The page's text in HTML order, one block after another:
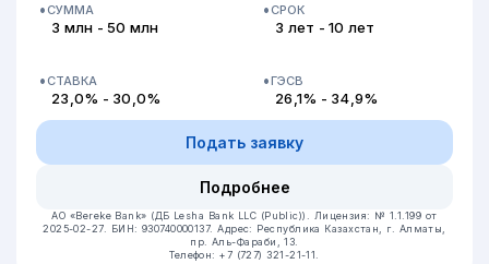
СУММА
3 млн - 50 млн
СРОК
3 лет - 10 лет
СТАВКА
23,0% - 30,0%
ГЭСВ
26,1% - 34,9%
Подать заявку
Подробнее
АО «Bereke Bank» (ДБ Lesha Bank LLC (Public)).
Лицензия: № 1.1.199 от
2025-02-27.
БИН: 930740000137.Адрес: Республика Казахстан, г. Алматы,
пр. Аль-Фараби, 13.
Телефон: +7 (727) 321-21-11.